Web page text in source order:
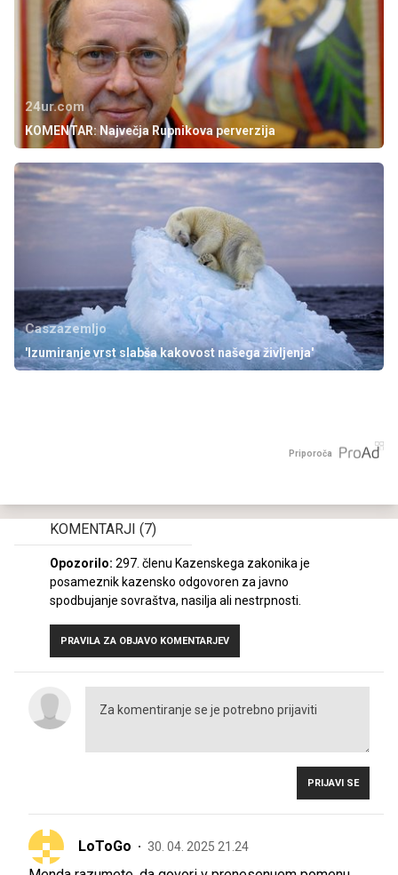
24ur.com
KOMENTAR: Največja Rupnikova perverzija
Caszazemljo
'Izumiranje vrst slabša kakovost našega življenja'
Priporoča
KOMENTARJI (7)
Opozorilo: 297. členu Kazenskega zakonika je
posameznik kazensko odgovoren za javno
spodbujanje sovraštva, nasilja ali nestrpnosti.
PRAVILA ZA OBJAVO KOMENTARJEV
PRIJAVI SE
LoToGo 30. 04. 2025 21.24